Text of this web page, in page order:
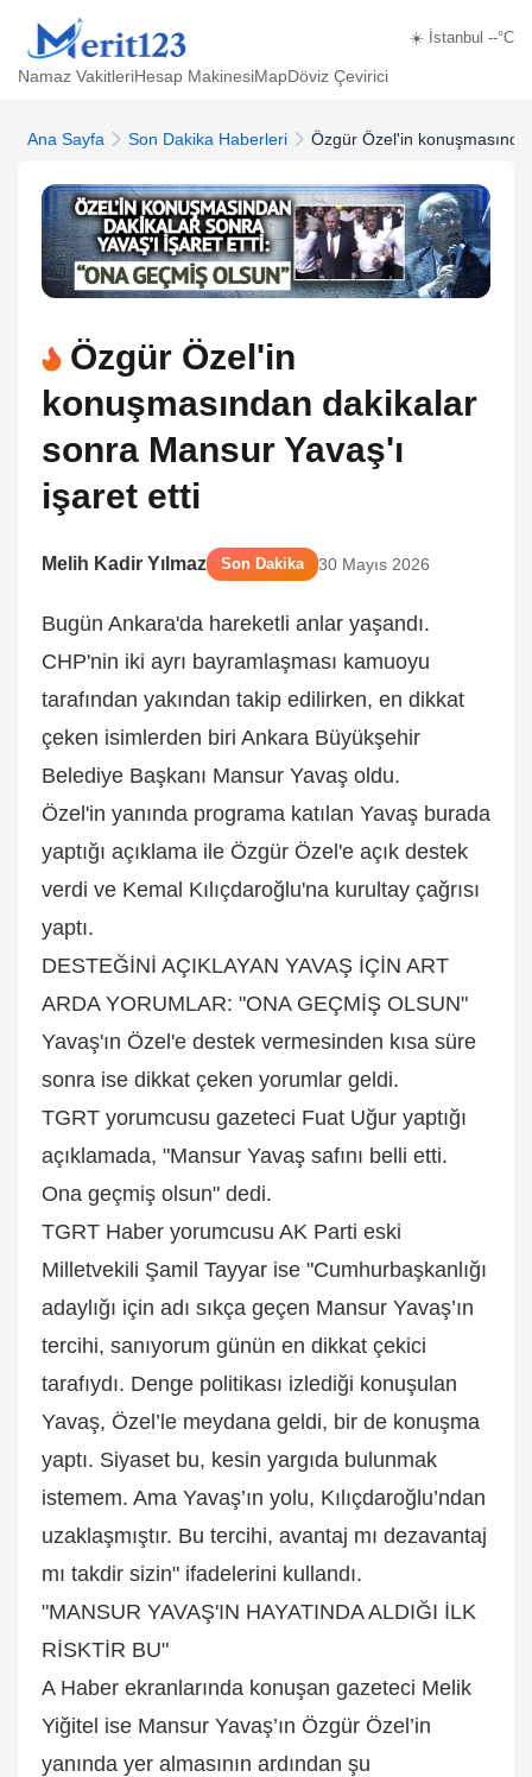
☀️ İstanbul --°C
Namaz VakitleriHesap MakinesiMapDöviz Çevirici
Ana Sayfa Son Dakika Haberleri Özgür Özel'in
Özgür Özel'in
konuşmasından dakikalar
sonra Mansur Yavaş'ı
işaret etti
Melih Kadir Yılmaz Son Dakika 30 Mayıs 2026
Bugün Ankara'da hareketli anlar yaşandı.
CHP'nin iki ayrı bayramlaşması kamuoyu
tarafından yakından takip edilirken, en dikkat
çeken isimlerden biri Ankara Büyükşehir
Belediye Başkanı Mansur Yavaş oldu.
Özel'in yanında programa katılan Yavaş burada
yaptığı açıklama ile Özgür Özel'e açık destek
verdi ve Kemal Kılıçdaroğlu'na kurultay çağrısı
yaptı.
DESTEĞİNİ AÇIKLAYAN YAVAŞ İÇİN ART
ARDA YORUMLAR: "ONA GEÇMİŞ OLSUN"
Yavaş'ın Özel'e destek vermesinden kısa süre
sonra ise dikkat çeken yorumlar geldi.
TGRT yorumcusu gazeteci Fuat Uğur yaptığı
açıklamada, "Mansur Yavaş safını belli etti.
Ona geçmiş olsun" dedi.
TGRT Haber yorumcusu AK Parti eski
Milletvekili Şamil Tayyar ise "Cumhurbaşkanlığı
adaylığı için adı sıkça geçen Mansur Yavaş’ın
tercihi, sanıyorum günün en dikkat çekici
tarafıydı. Denge politikası izlediği konuşulan
Yavaş, Özel’le meydana geldi, bir de konuşma
yaptı. Siyaset bu, kesin yargıda bulunmak
istemem. Ama Yavaş’ın yolu, Kılıçdaroğlu’ndan
uzaklaşmıştır. Bu tercihi, avantaj mı dezavantaj
mı takdir sizin" ifadelerini kullandı.
"MANSUR YAVAŞ'IN HAYATINDA ALDIĞI İLK
RİSKTİR BU"
A Haber ekranlarında konuşan gazeteci Melik
Yiğitel ise Mansur Yavaş’ın Özgür Özel’in
yanında yer almasının ardından şu